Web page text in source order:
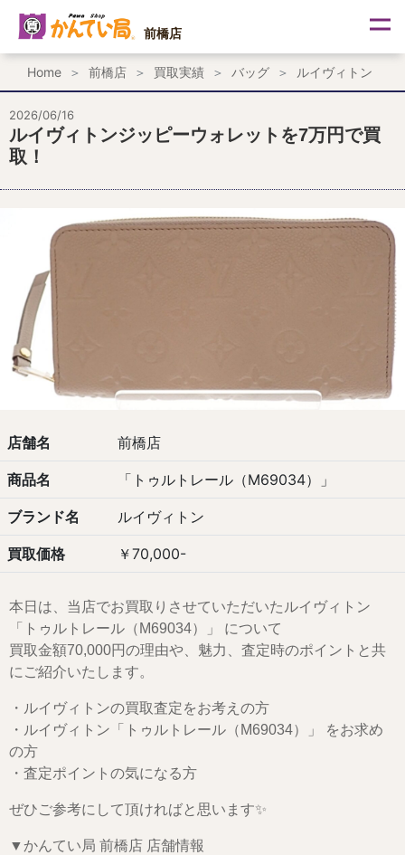
ス
ッ
プ
前橋店
Home 前橋店 買取実績 バッグ ルイヴィトン
2026/06/16
ルイヴィトンジッピーウォレットを7万円で買
取！
店舗名 前橋店
商品名 「トゥルトレール（M69034）」
ブランド名 ルイヴィトン
買取価格 ￥70,000-
本日は、当店でお買取りさせていただいたルイヴィトン
「トゥルトレール（M69034）」 について
買取金額70,000円の理由や、魅力、査定時のポイントと共
にご紹介いたします。
・ルイヴィトンの買取査定をお考えの方
・ルイヴィトン「トゥルトレール（M69034）」 をお求め
の方
・査定ポイントの気になる方
ぜひご参考にして頂ければと思います✨
▼かんてい局 前橋店 店舗情報